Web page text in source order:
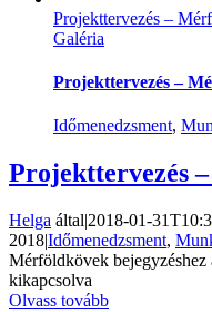
Projekttervezés –
Galéria
Projekttervezés –
Időmenedzsment,
Projekttervezés
Helga által|2018-01-
2018|Időmenedzsment,
Mérföldkövek bejegyzéshez
kikapcsolva
Olvass tovább